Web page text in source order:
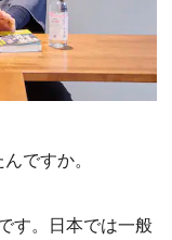
ですか。
す。日本では一般